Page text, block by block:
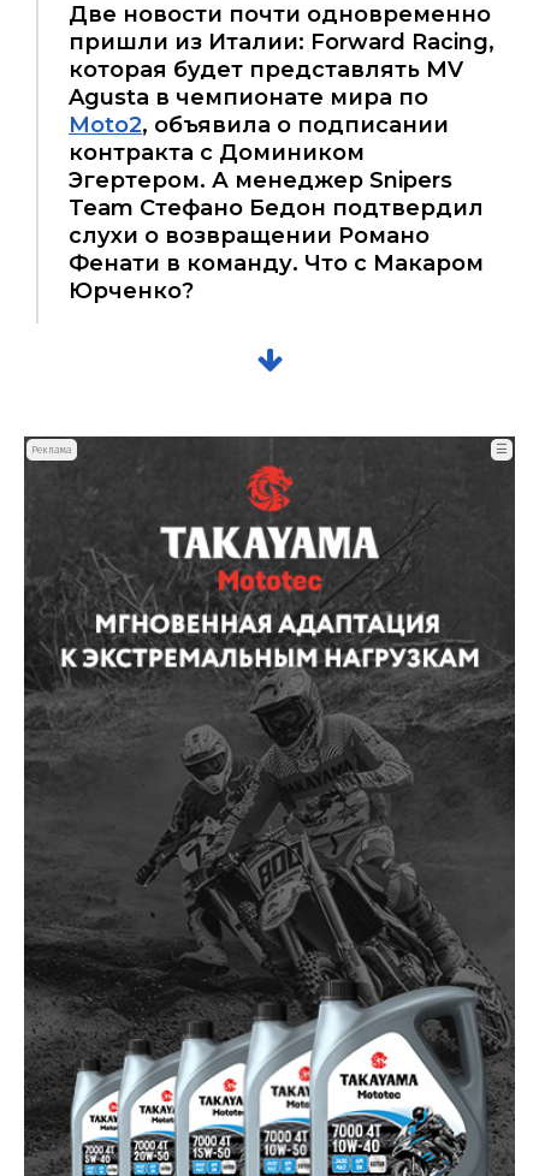
Две новости почти одновременно
пришли из Италии: Forward Racing,
которая будет представлять MV
Agusta в чемпионате мира по
Moto2, объявила о подписании
контракта с Домиником
Эгертером. А менеджер Snipers
Team Стефано Бедон подтвердил
слухи о возвращении Романо
Фенати в команду. Что с Макаром
Юрченко?
Реклама ☰